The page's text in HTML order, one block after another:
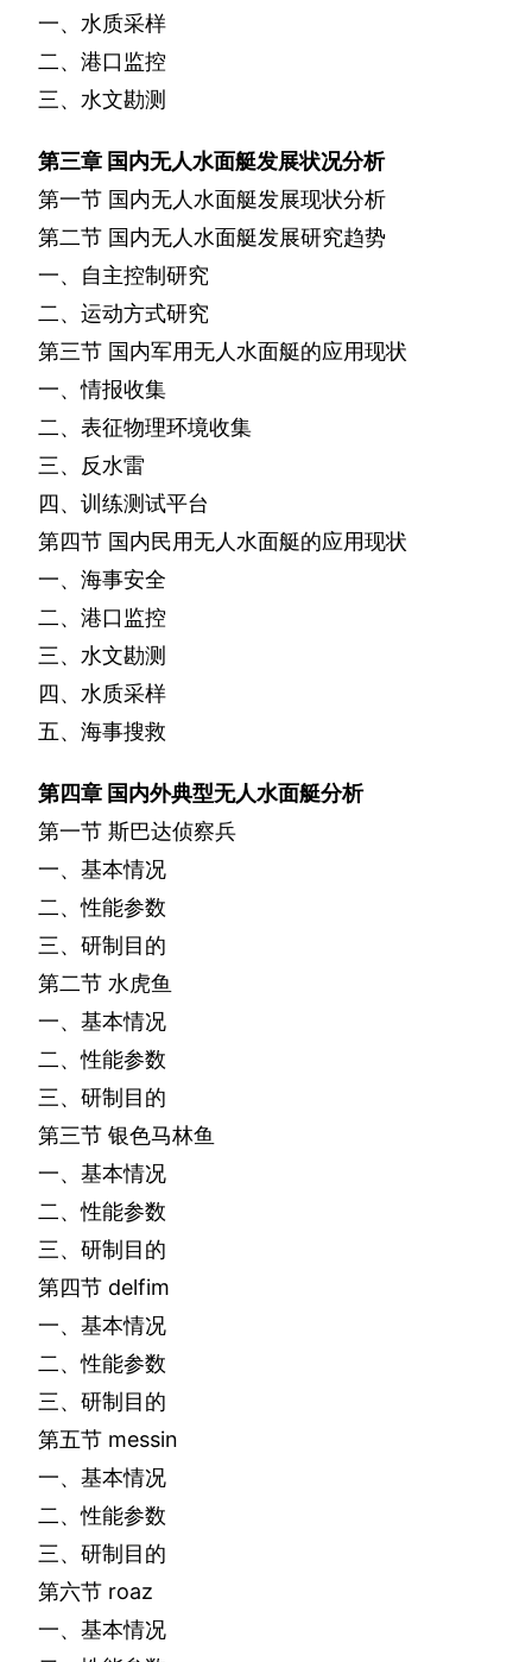
一、水质采样
二、港口监控
三、水文勘测
第三章 国内无人水面艇发展状况分析
第一节 国内无人水面艇发展现状分析
第二节 国内无人水面艇发展研究趋势
一、自主控制研究
二、运动方式研究
第三节 国内军用无人水面艇的应用现状
一、情报收集
二、表征物理环境收集
三、反水雷
四、训练测试平台
第四节 国内民用无人水面艇的应用现状
一、海事安全
二、港口监控
三、水文勘测
四、水质采样
五、海事搜救
第四章 国内外典型无人水面艇分析
第一节 斯巴达侦察兵
一、基本情况
二、性能参数
三、研制目的
第二节 水虎鱼
一、基本情况
二、性能参数
三、研制目的
第三节 银色马林鱼
一、基本情况
二、性能参数
三、研制目的
第四节 delfim
一、基本情况
二、性能参数
三、研制目的
第五节 messin
一、基本情况
二、性能参数
三、研制目的
第六节 roaz
一、基本情况